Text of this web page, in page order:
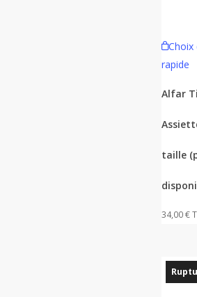
Choix
rapide
Alfar
taille
34,00€